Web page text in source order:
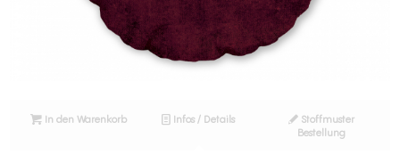
In den Warenkorb Infos / Details
Stoffmuster
Bestellung